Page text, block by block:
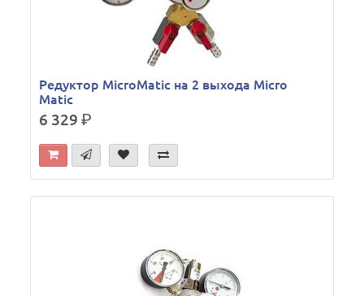
Редуктор MicroMatic на 2 выхода Micro
Matic
6 329р.